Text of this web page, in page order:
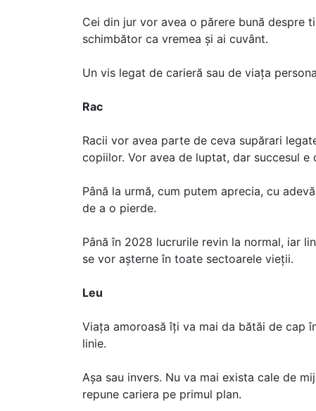
Cei din jur vor avea o părere bună despre
schimbător ca vremea și ai cuvânt.
Un vis legat de carieră sau de viața
Rac
Racii vor avea parte de ceva supărari
copiilor. Vor avea de luptat, dar succesul e
Până la urmă, cum putem aprecia, cu
de a o pierde.
Până în 2028 lucrurile revin la normal, iar
se vor așterne în toate sectoarele vieții.
Leu
Viața amoroasă îți va mai da bătăi de cap
linie.
Așa sau invers. Nu va mai exista cale de
repune cariera pe primul plan.